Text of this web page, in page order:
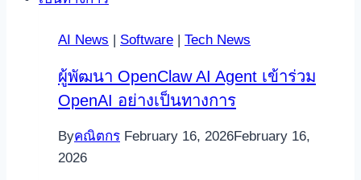
AI News | Software | Tech News
ผู้พัฒนา OpenClaw AI Agent เข้าร่วม
OpenAI อย่างเป็นทางการ
Byคณิตกร February 16, 2026February 16,
2026